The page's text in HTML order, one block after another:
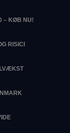
– KØB NU!
RISICI